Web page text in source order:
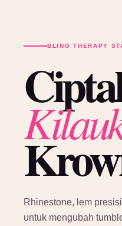
BLING THERAPY
Rhinestone, lem
untuk mengubah